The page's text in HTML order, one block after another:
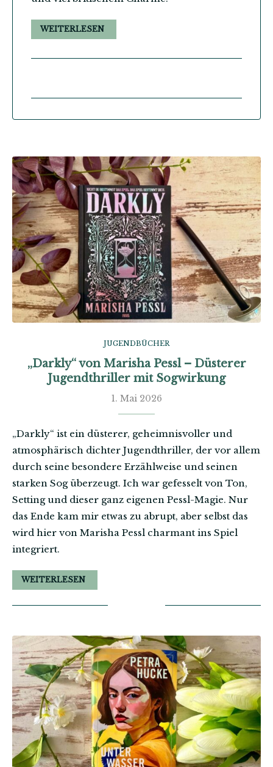
WEITERLESEN
JUGENDBÜCHER
„Darkly“ von Marisha Pessl – Düsterer
Jugendthriller mit Sogwirkung
1. Mai 2026
„Darkly“ ist ein düsterer, geheimnisvoller und
atmosphärisch dichter Jugendthriller, der vor allem
durch seine besondere Erzählweise und seinen
starken Sog überzeugt. Ich war gefesselt von Ton,
Setting und dieser ganz eigenen Pessl-Magie. Nur
das Ende kam mir etwas zu abrupt, aber selbst das
wird hier von Marisha Pessl charmant ins Spiel
integriert.
WEITERLESEN